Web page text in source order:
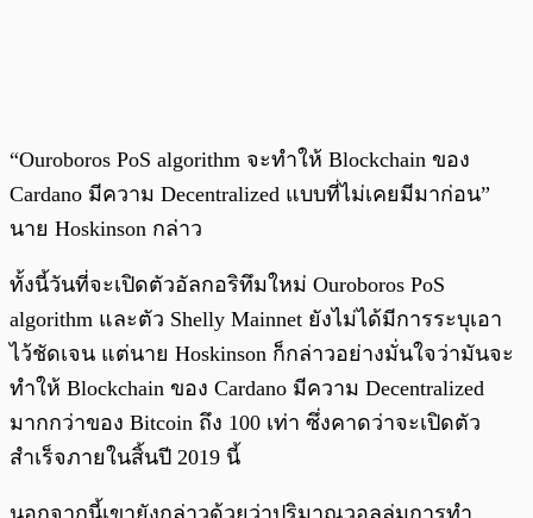
“Ouroboros PoS algorithm จะทำให้ Blockchain ของ
Cardano มีความ Decentralized แบบที่ไม่เคยมีมาก่อน”
นาย Hoskinson กล่าว
ทั้งนี้วันที่จะเปิดตัวอัลกอริทึมใหม่ Ouroboros PoS
algorithm และตัว Shelly Mainnet ยังไม่ได้มีการระบุเอา
ไว้ชัดเจน แต่นาย Hoskinson ก็กล่าวอย่างมั่นใจว่ามันจะ
ทำให้ Blockchain ของ Cardano มีความ Decentralized
มากกว่าของ Bitcoin ถึง 100 เท่า ซึ่งคาดว่าจะเปิดตัว
สำเร็จภายในสิ้นปี 2019 นี้
นอกจากนี้เขายังกล่าวด้วยว่าปริมาณวอลลุ่มการทำ